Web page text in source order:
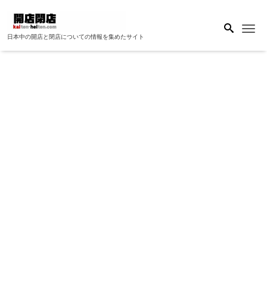
日本中の開店と閉店についての情報を集めたサイト